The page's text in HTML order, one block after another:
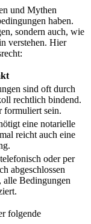
und Mythen
haben.
sondern auch, wie
verstehen. Hier
sind oft durch
rechtlich bindend.
formuliert sein.
eine notarielle
reicht auch eine
oder per
abgeschlossen
alle Bedingungen
folgende